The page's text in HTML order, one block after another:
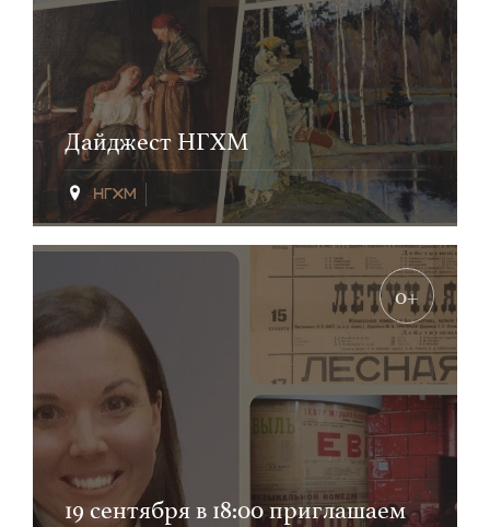
Дайджест НГХМ
0+
19 сентября в 18:00 приглашаем